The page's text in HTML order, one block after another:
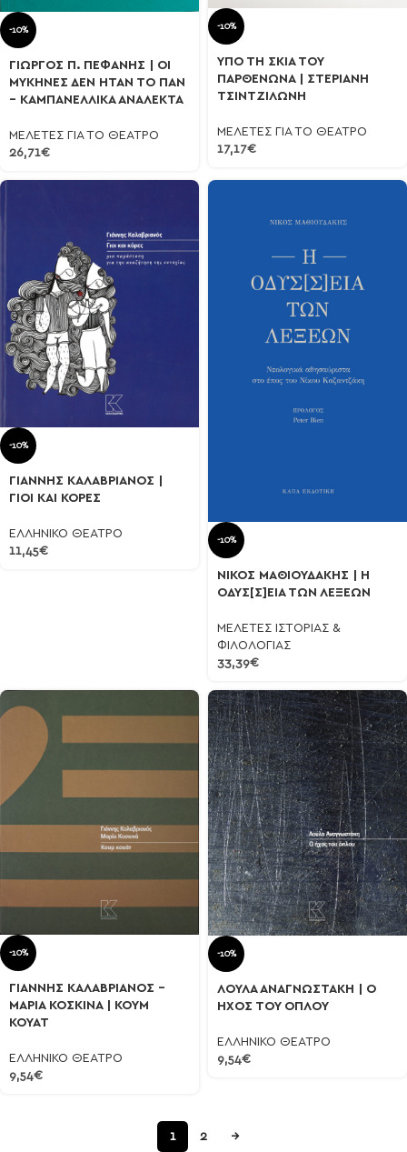
-10%
ΓΙΩΡΓΟΣ Π. ΠΕΦΑΝΗΣ | ΟΙ
ΜΥΚΗΝΕΣ ΔΕΝ ΗΤΑΝ ΤΟ ΠΑΝ
– ΚΑΜΠΑΝΕΛΛΙΚΑ ΑΝΑΛΕΚΤΑ
ΜΕΛΕΤΕΣ ΓΙΑ ΤΟ ΘΕΑΤΡΟ
26,71€
-10%
ΥΠΟ ΤΗ ΣΚΙΑ ΤΟΥ
ΠΑΡΘΕΝΩΝΑ | ΣΤΕΡΙΑΝΗ
ΤΣΙΝΤΖΙΛΩΝΗ
ΜΕΛΕΤΕΣ ΓΙΑ ΤΟ ΘΕΑΤΡΟ
17,17€
-10%
ΓΙΑΝΝΗΣ ΚΑΛΑΒΡΙΑΝΟΣ |
ΓΙΟΙ ΚΑΙ ΚΟΡΕΣ
ΕΛΛΗΝΙΚΟ ΘΕΑΤΡΟ
11,45€
-10%
ΝΙΚΟΣ ΜΑΘΙΟΥΔΑΚΗΣ | Η
ΟΔΥΣ[Σ]ΕΙΑ ΤΩΝ ΛΕΞΕΩΝ
ΜΕΛΕΤΕΣ ΙΣΤΟΡΙΑΣ &
ΦΙΛΟΛΟΓΙΑΣ
33,39€
-10%
ΓΙΑΝΝΗΣ ΚΑΛΑΒΡΙΑΝΟΣ –
ΜΑΡΙΑ ΚΟΣΚΙΝΑ | ΚΟΥΜ
ΚΟΥΑΤ
ΕΛΛΗΝΙΚΟ ΘΕΑΤΡΟ
9,54€
-10%
ΛΟΥΛΑ ΑΝΑΓΝΩΣΤΑΚΗ | Ο
ΗΧΟΣ ΤΟΥ ΟΠΛΟΥ
ΕΛΛΗΝΙΚΟ ΘΕΑΤΡΟ
9,54€
1 2 →